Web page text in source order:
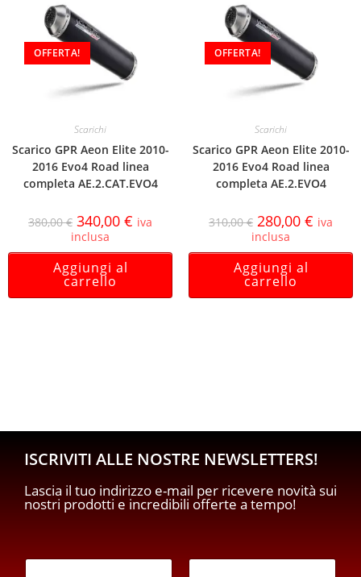
OFFERTA!
Scarichi
Scarico GPR Aeon Elite 2010-
2016 Evo4 Road linea
completa AE.2.CAT.EVO4
380,00€ 340,00 € iva
inclusa
Aggiungi al
carrello
OFFERTA!
Scarichi
Scarico GPR Aeon Elite 2010-
2016 Evo4 Road linea
completa AE.2.EVO4
310,00€ 280,00 € iva
inclusa
Aggiungi al
carrello
ISCRIVITI ALLE NOSTRE NEWSLETTERS!
Lascia il tuo indirizzo e-mail per ricevere novità sui
nostri prodotti e incredibili offerte a tempo!
E